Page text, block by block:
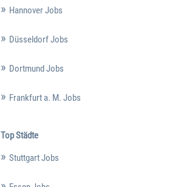
Hannover Jobs
Düsseldorf Jobs
Dortmund Jobs
Frankfurt a. M. Jobs
Top Städte
Stuttgart Jobs